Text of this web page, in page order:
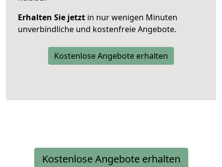
Erhalten Sie jetzt in nur wenigen Minuten
unverbindliche und kostenfreie Angebote.
Kostenlose Angebote erhalten
Kostenlose Angebote erhalten